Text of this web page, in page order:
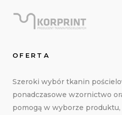
OFERTA
Szeroki wybór tkanin
ponadczasowe wzornictwo
pomogą w wyborze